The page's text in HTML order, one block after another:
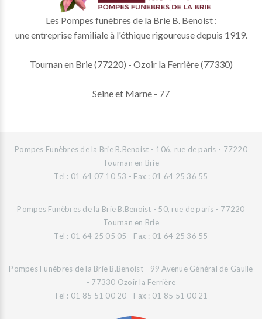
Les Pompes funèbres de la Brie B. Benoist :
une entreprise familiale à l'éthique rigoureuse depuis 1919.
Tournan en Brie (77220) - Ozoir la Ferrière (77330)
Seine et Marne - 77
Pompes Funèbres de la Brie B.Benoist - 106, rue de paris - 77220
Tournan en Brie
Tel : 01 64 07 10 53 - Fax : 01 64 25 36 55
Pompes Funèbres de la Brie B.Benoist - 50, rue de paris - 77220
Tournan en Brie
Tel : 01 64 25 05 05 - Fax : 01 64 25 36 55
Pompes Funèbres de la Brie B.Benoist - 99 Avenue Général de Gaulle
- 77330 Ozoir la Ferrière
Tel : 01 85 51 00 20 - Fax : 01 85 51 00 21